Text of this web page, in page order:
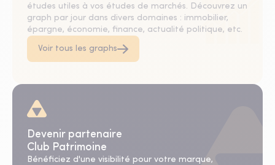
études utiles à vos études de marchés. Découvrez un
graph par jour dans divers domaines : immobilier,
épargne, économie, finance, actualité politique, etc.
Voir tous les graphs
Devenir partenaire
Club Patrimoine
Bénéficiez d'une visibilité pour votre marque,